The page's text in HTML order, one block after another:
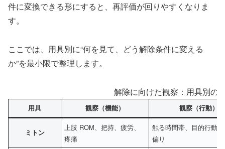
件に変換できる形にすると、再評価が回りやすくなりま
す。
ここでは、用具別に“何を見て、どう解除条件に変える
か”を最小限で整理します。
解除に向けた観察：用具別の“
用具 観察（機能） 観察（行動）
ミトン
上肢 ROM、把持、疲労、
疼痛
触る時間帯、目的行動
偏り